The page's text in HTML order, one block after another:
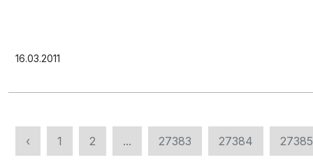
16.03.2011
‹ 1 2 ... 27383 27384 27385